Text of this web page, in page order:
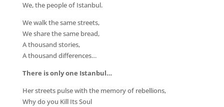
We, the people of Istanbul.
We walk the same streets,
We share the same bread,
A thousand stories,
A thousand differences…
There is only one Istanbul…
Her streets pulse with the memory of rebellions,
Why do you Kill Its Soul